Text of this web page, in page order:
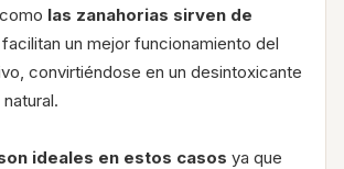
como las zanahorias sirven de
un mejor funcionamiento del
convirtiéndose en un desintoxicante
ideales en estos casos ya que